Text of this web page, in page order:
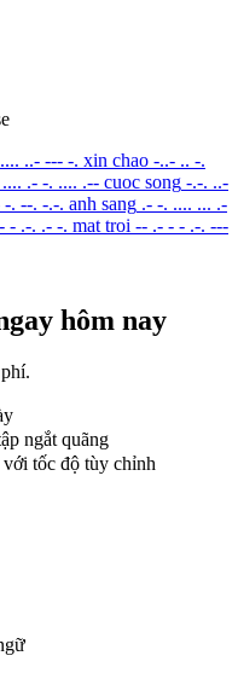
..- --- -. xin chao -..- .. -.
.... .- -. .... .-- cuoc song -.-. ..-
-. --. -.-. anh sang .- -. .... ... .-
- .-. .- -. mat troi -- .- - - .-. ---
hôm nay
ngắt quãng
tốc độ tùy chỉnh